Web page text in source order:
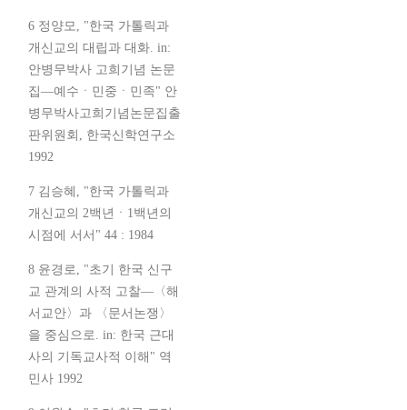
6 정양모, "한국 가톨릭과
개신교의 대립과 대화. in:
안병무박사 고희기념 논문
집—예수ㆍ민중ㆍ민족" 안
병무박사고희기념논문집출
판위원회, 한국신학연구소
1992
7 김승혜, "한국 가톨릭과
개신교의 2백년ㆍ1백년의
시점에 서서" 44 : 1984
8 윤경로, "초기 한국 신구
교 관계의 사적 고찰—〈해
서교안〉과 〈문서논쟁〉
을 중심으로. in: 한국 근대
사의 기독교사적 이해" 역
민사 1992